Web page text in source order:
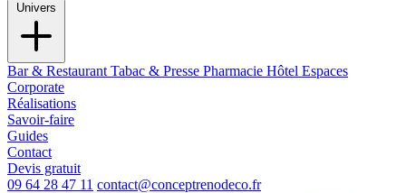
Univers
Bar & Restaurant Tabac & Presse Pharmacie Hôtel Espaces
Corporate
Réalisations
Savoir-faire
Guides
Contact
Devis gratuit
09 64 28 47 11 contact@conceptrenodeco.fr